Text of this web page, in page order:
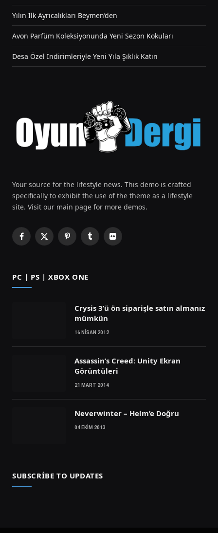
Yılın İlk Ayrıcalıkları Beymen’den
Avon Parfüm Koleksiyonunda Yeni Sezon Kokuları
Desa Özel İndirimleriyle Yeni Yıla Şıklık Katın
Your source for the lifestyle news. This demo is crafted
specifically to exhibit the use of the theme as a lifestyle
site. Visit our main page for more demos.
Facebook
X
PinterestTumblrFlickr
PC | PS | XBOX ONE
Crysis 3’ü ön siparişle satın almanız
mümkün
16 NISAN 2012
Assassin’s Creed: Unity Ekran
Görüntüleri
21 MART 2014
Neverwinter – Helm’e Doğru
04 EKIM 2013
SUBSCRIBE TO UPDATES